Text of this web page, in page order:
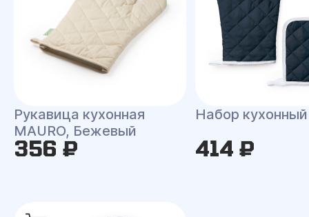
Рукавица кухонная
MAURO, Бежевый
356 ₽
Набор кухонный
414 ₽